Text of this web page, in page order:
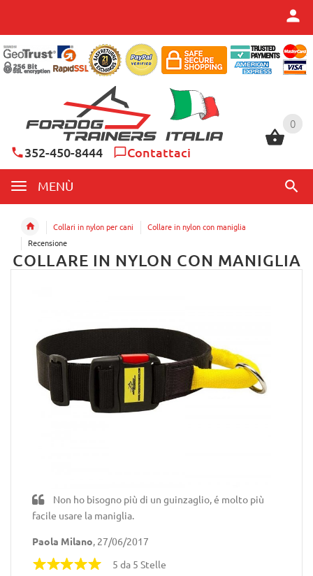
0
352-450-8444 Contattaci
MENÙ
0
Collari in nylon per cani
Collare in nylon con maniglia
Recensione
COLLARE IN NYLON CON MANIGLIA
Non ho bisogno più di un guinzaglio, é molto più
facile usare la maniglia.
Paola Milano , 27/06/2017
5 da 5 Stelle